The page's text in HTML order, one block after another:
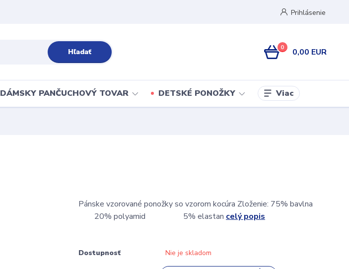
Prihlásenie
Hľadať 0 0,00 EUR
DÁMSKY PANČUCHOVÝ TOVAR DETSKÉ PONOŽKY Viac
Pánske vzorované ponožky so vzorom kocúra Zloženie: 75% bavlna
20% polyamid 5% elastan celý popis
Dostupnosť Nie je skladom